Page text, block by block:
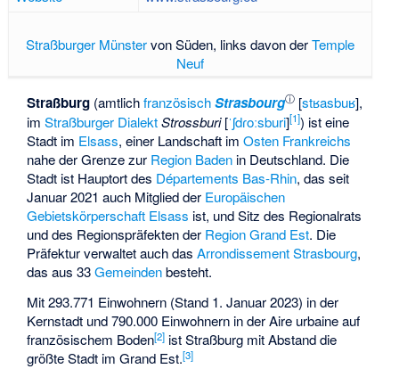
Straßburger Münstervon Süden, links davon derTemple
Neuf
Straßburg (amtlichfranzösisch Strasbourgⓘ [stʁasbuʁ],
imStraßburger Dialekt Strossburi[ˈʃdɾoːsburi][1]) ist eine
Stadt im Elsass, einer Landschaft imOsten Frankreichs
nahe der Grenze zur Region Baden in Deutschland. Die
Stadt ist Hauptort des Départements Bas-Rhin, das seit
Januar 2021 auch Mitglied der Europäischen
Gebietskörperschaft Elsass ist, und Sitz des Regionalrats
und des Regionspräfekten der Region Grand Est. Die
Präfektur verwaltet auch dasArrondissement Strasbourg,
das aus 33Gemeindenbesteht.
Mit 293.771 Einwohnern (Stand 1. Januar 2023) in der
Kernstadt und 790.000 Einwohnern in derAire urbaineauf
französischem Boden[2] ist Straßburg mit Abstand die
größte Stadt im Grand Est.[3]